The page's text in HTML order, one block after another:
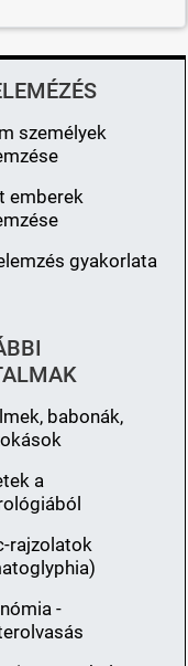
személyek
emberek
gyakorlata
babonák,
a
rajzolatok
-